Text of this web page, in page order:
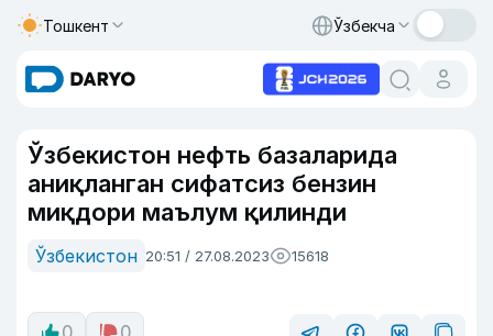
Тошкент Ўзбекча
Ўзбекистон нефть базаларида
аниқланган сифатсиз бензин
миқдори маълум қилинди
Ўзбекистон 20:51 / 27.08.2023 15618